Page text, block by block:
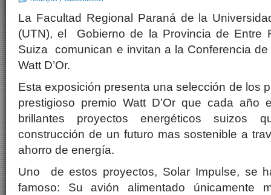
La Facultad Regional Paraná de la
(UTN), el Gobierno de la Provincia de Entre
Suiza comunican e invitan a la Conferencia
Watt D’Or.
Esta exposición presenta una selección de los
prestigioso premio Watt D’Or que cada año
brillantes proyectos energéticos suizos
construcción de un futuro mas sostenible a
ahorro de energía.
Uno de estos proyectos, Solar Impulse, se
famoso: Su avión alimentado únicamente